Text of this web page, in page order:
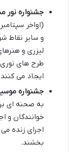
جشنواره نور
(اواخر
و سایر نقاط
لیزری و
طرح های
ایجاد می
جشنواره
به صحنه ای
خوانندگان و
اجرای زنده
بخشند.